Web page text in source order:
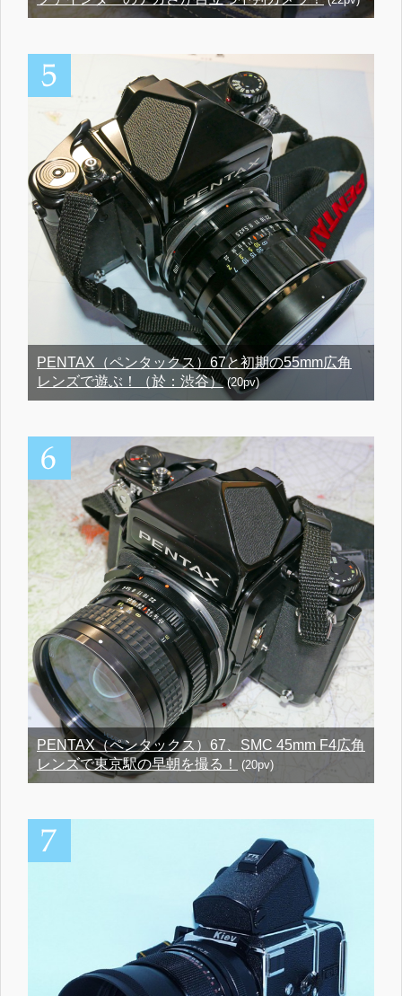
PENTAX（ペンタックス）67と初期の55mm広角
レンズで遊ぶ！（於：渋谷）(20pv)
PENTAX（ペンタックス）67、SMC 45mm F4広角
レンズで東京駅の早朝を撮る！
(20pv)